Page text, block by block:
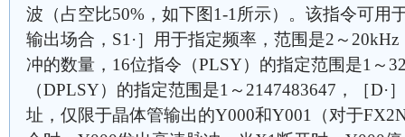
波（占空比50%，如下图1-1所示）。该指令可用
输出场合，S1·］用于指定频率，范围是2～
冲的数量，16位指令（PLSY）的指定范围是1～
（DPLSY）的指定范围是1～2147483647，［D·
址，仅限于晶体管输出的Y000和Y001（对于